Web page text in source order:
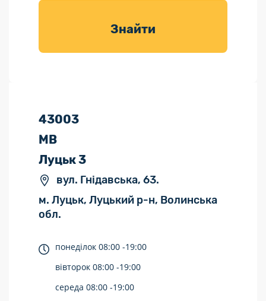
товарів для
Знайти
43003
МВ
Луцьк 3
вул. Гнідавська, 63.
м. Луцьк, Луцький р-н, Волинська
обл.
понеділок 08:00 -19:00
вівторок 08:00 -19:00
середа 08:00 -19:00